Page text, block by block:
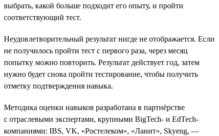
выбрать, какой больше подходит его опыту, и пройти
соответствующий тест.
Неудовлетворительный результат нигде не отображается. Если
не получилось пройти тест с первого раза, через месяц
попытку можно повторить. Результат действует год, затем
нужно будет снова пройти тестирование, чтобы получить
отметку подтверждения навыка.
Методика оценки навыков разработана в партнёрстве
с отраслевыми экспертами, крупными BigTech- и EdTech-
компаниями: IBS, VK, «Ростелеком», «Ланит», Skyeng, —